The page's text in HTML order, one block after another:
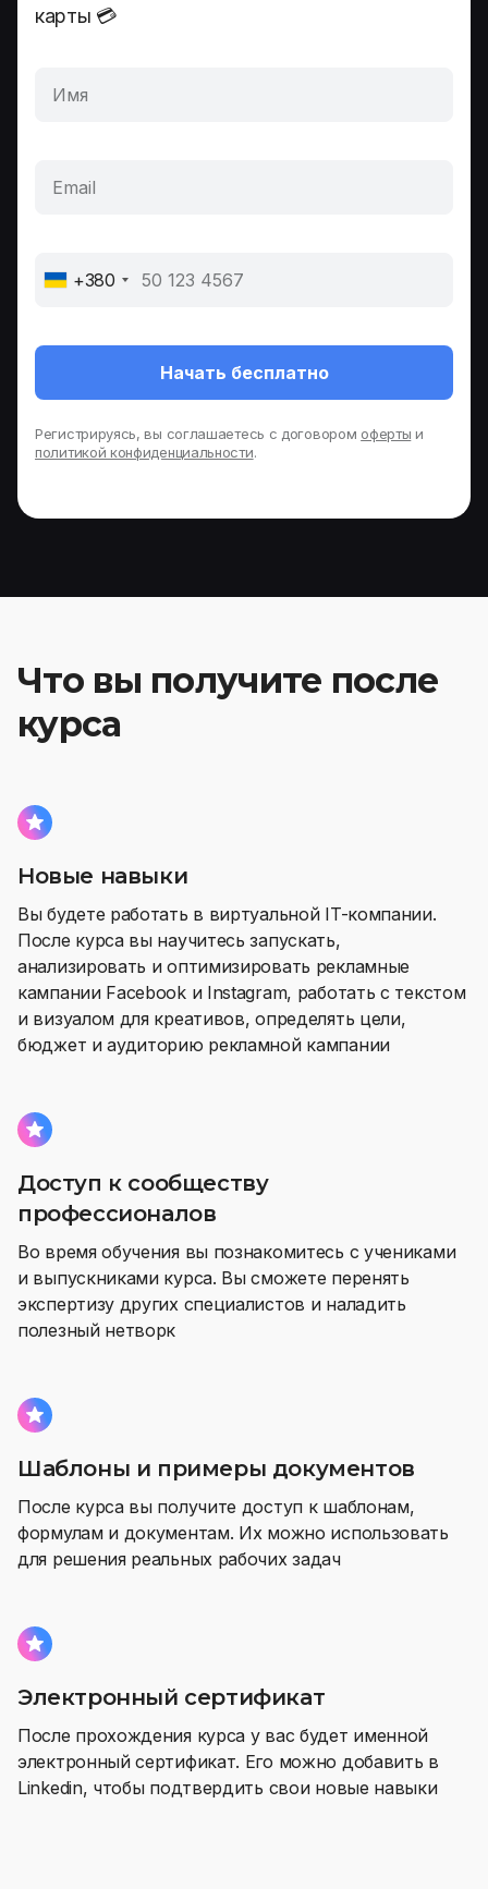
карты 💳
+380
Начать бесплатно
Регистрируясь, вы соглашаетесь с договором оферты и
политикой конфиденциальности.
Что вы получите после
курса
Новые навыки
Вы будете работать в виртуальной IT-компании.
После курса вы научитесь запускать,
анализировать и оптимизировать рекламные
кампании Facebook и Instagram, работать с текстом
и визуалом для креативов, определять цели,
бюджет и аудиторию рекламной кампании
Доступ к сообществу
профессионалов
Во время обучения вы познакомитесь с учениками
и выпускниками курса. Вы сможете перенять
экспертизу других специалистов и наладить
полезный нетворк
Шаблоны и примеры документов
После курса вы получите доступ к шаблонам,
формулам и документам. Их можно использовать
для решения реальных рабочих задач
Электронный сертификат
После прохождения курса у вас будет именной
электронный сертификат. Его можно добавить в
Linkedin, чтобы подтвердить свои новые навыки